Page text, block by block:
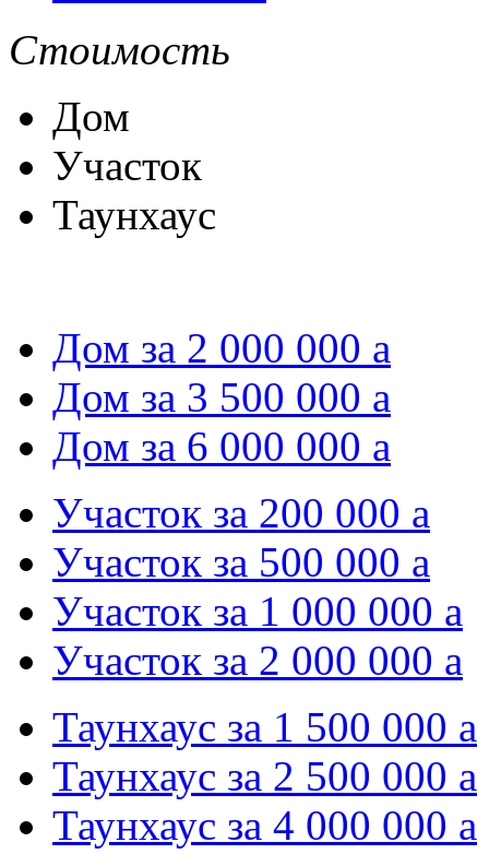
Стоимость
Дом
Участок
Таунхаус
Дом за 2 000 000 a
Дом за 3 500 000 a
Дом за 6 000 000 a
Участок за 200 000 a
Участок за 500 000 a
Участок за 1 000 000 a
Участок за 2 000 000 a
Таунхаус за 1 500 000 a
Таунхаус за 2 500 000 a
Таунхаус за 4 000 000 a